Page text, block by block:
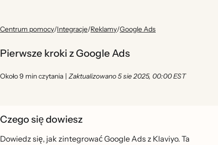
Centrum pomocy/Integracje/Reklamy/Google Ads
Pierwsze kroki z Google Ads
Około 9 min czytania | Zaktualizowano 5 sie 2025, 00:00 EST
Czego się dowiesz
Dowiedz się, jak zintegrować Google Ads z Klaviyo. Ta